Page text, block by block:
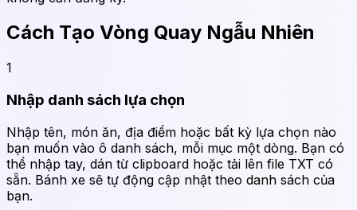
Cách Tạo Vòng Quay Ngẫu Nhiên
1
Nhập danh sách lựa chọn
Nhập tên, món ăn, địa điểm hoặc bất kỳ lựa chọn nào
bạn muốn vào ô danh sách, mỗi mục một dòng. Bạn có
thể nhập tay, dán từ clipboard hoặc tải lên file TXT có
sẵn. Bánh xe sẽ tự động cập nhật theo danh sách của
bạn.